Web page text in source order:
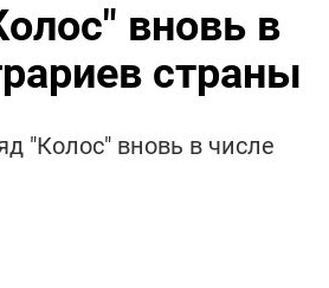
вновь в
страны
"Колос" вновь в числе